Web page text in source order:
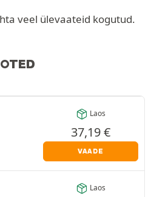
veel ülevaateid kogutud.
Laos
37,19€
VAADE
Laos